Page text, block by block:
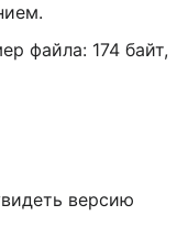
файла: 174 байт,
версию